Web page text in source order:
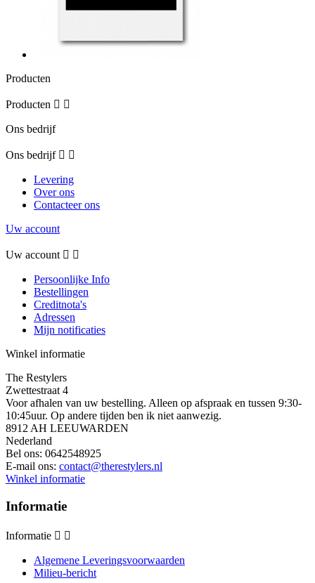
Producten
Producten  
Ons bedrijf
Ons bedrijf  
Levering
Over ons
Contacteer ons
Uw account
Uw account  
Persoonlijke Info
Bestellingen
Creditnota's
Adressen
Mijn notificaties
Winkel informatie
The Restylers
Zwettestraat 4
Voor afhalen van uw bestelling. Alleen op afspraak en tussen 9:30-
10:45uur. Op andere tijden ben ik niet aanwezig.
8912 AH LEEUWARDEN
Nederland
Bel ons: 0642548925
E-mail ons: contact@therestylers.nl
Winkel informatie
Informatie
Informatie  
Algemene Leveringsvoorwaarden
Milieu-bericht